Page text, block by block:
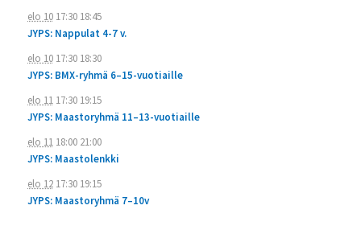
elo 1017:30 18:45
JYPS: Nappulat 4-7 v.
elo 1017:30 18:30
JYPS: BMX-ryhmä 6–15-vuotiaille
elo 1117:30 19:15
JYPS: Maastoryhmä 11–13-vuotiaille
elo 1118:00 21:00
JYPS: Maastolenkki
elo 1217:30 19:15
JYPS: Maastoryhmä 7–10v